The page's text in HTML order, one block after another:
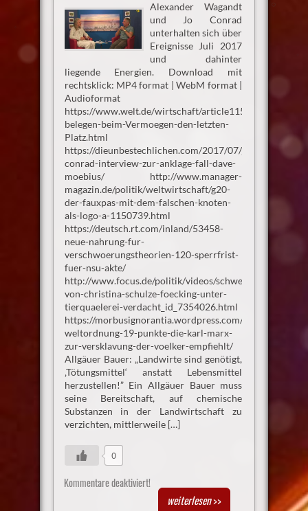
Alexander Wagandt
und Jo Conrad
unterhalten sich über
Ereignisse Juli 2017
und dahinter
liegende Energien. Download mit
rechtsklick: MP4 format | WebM format |
Audioformat
https://www.welt.de/wirtschaft/article115143342/
belegen-beim-Vermoegen-den-letzten-
Platz.html
https://dieunbestechlichen.com/2017/07/jo-
conrad-interview-zur-anklage-fall-dave-
moebius/ http://www.manager-
magazin.de/politik/weltwirtschaft/g20-
der-fauxpas-mit-dem-falschen-knoten-
als-logo-a-1150739.html
https://deutsch.rt.com/inland/53458-
neue-nahrung-fur-
verschwoerungstheorien-120-sperrfrist-
fuer-nsu-akte/
http://www.focus.de/politik/videos/schweinemast-
von-christina-schulze-foecking-unter-
tierquaelerei-verdacht_id_7354026.html
https://morbusignorantia.wordpress.com/2016/08/26/
weltordnung-19-punkte-die-karl-marx-
zur-versklavung-der-voelker-empfiehlt/
Allgäuer Bauer: „Landwirte sind genötigt,
‚Tötungsmittel‘ anstatt Lebensmittel
herzustellen!” Ein Allgäuer Bauer muss
seine Bereitschaft, auf chemische
Substanzen in der Landwirtschaft zu
verzichten, mittlerweile […]
0
Kommentare deaktiviert!
weiterlesen>>